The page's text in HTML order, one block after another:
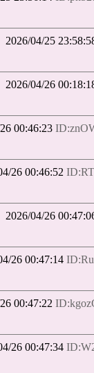
2026/04/25
2026/04/26
00:46:23
26 00:46:52
2026/04/26
26 00:47:14
00:47:22
26 00:47:34